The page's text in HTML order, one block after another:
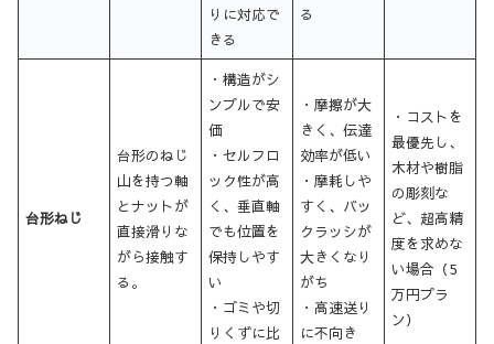
りに対応で
きる
る
台形ねじ
台形のねじ
山を持つ軸
とナットが
直接滑りな
がら接触す
る。
・構造がシ
ンプルで安
価
・セルフロ
ック性が高
く、垂直軸
でも位置を
保持しやす
い
・ゴミや切
りくずに比
・摩擦が大
きく、伝達
効率が低い
・摩耗しや
すく、バッ
クラッシが
大きくなり
がち
・高速送り
に不向き
・コストを
最優先し、
木材や樹脂
の彫刻な
ど、超高精
度を求めな
い場合（5
万円プラ
ン）